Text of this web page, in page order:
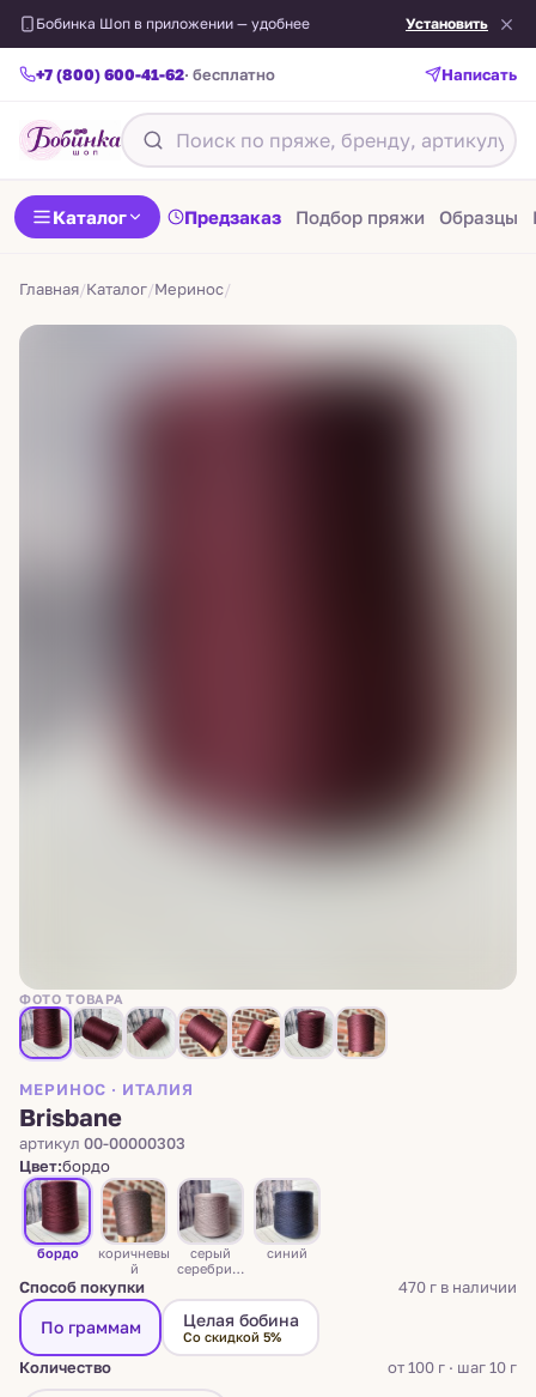
Бобинка Шоп в приложении — удобнее Установить
+7 (800) 600-41-62· бесплатно Написать
Каталог Предзаказ Подбор пряжи Образцы
Главная/Каталог/Меринос/
ФОТО ТОВАРА
МЕРИНОС · ИТАЛИЯ
Brisbane
артикул 00-00000303
Цвет:бордо
бордо
коричневы
й
серый
серебрист
синий
Способ покупки 470 г в наличии
По граммам Целая бобина
Со скидкой 5%
Количество от 100 г · шаг 10 г